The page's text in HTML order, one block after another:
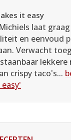
it easy
laat
en eenvoud
Verwacht
lekkere
crispy taco's...